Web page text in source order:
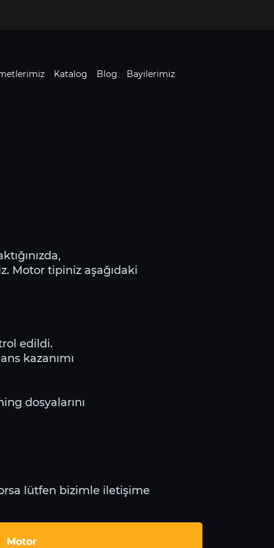
Katalog Blog Bayilerimiz
Motor tipiniz aşağıdaki
edildi.
kazanımı
dosyalarını
lütfen bizimle iletişime
Motor